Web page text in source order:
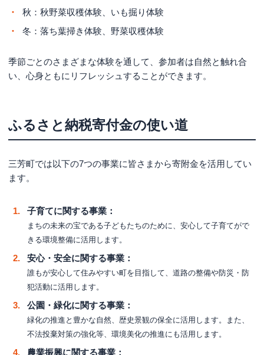
秋：秋野菜収穫体験、いも掘り体験
冬：落ち葉掃き体験、野菜収穫体験
季節ごとのさまざまな体験を通して、参加者は自然と触れ合
い、心身ともにリフレッシュすることができます。
ふるさと納税寄付金の使い道
三芳町では以下の7つの事業に皆さまから寄附金を活用してい
ます。
子育てに関する事業：
まちの未来の宝である子どもたちのために、安心して子育てがで
きる環境整備に活用します。
安心・安全に関する事業：
誰もが安心して住みやすい町を目指して、道路の整備や防災・防
犯活動に活用します。
公園・緑化に関する事業：
緑化の推進と豊かな自然、歴史景観の保全に活用します。また、
不法投棄対策の強化等、環境美化の推進にも活用します。
農業振興に関する事業：